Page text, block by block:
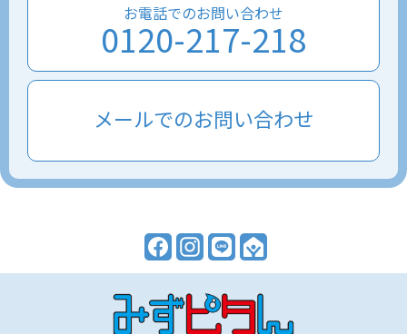
お電話でのお問い合わせ
0120-217-218
メールでのお問い合わせ